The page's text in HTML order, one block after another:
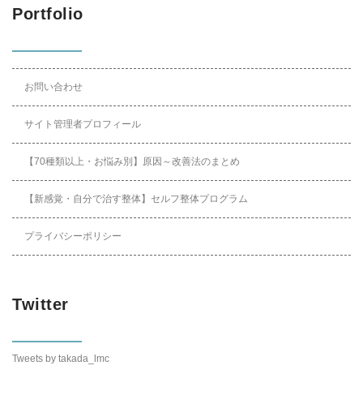
Portfolio
お問い合わせ
サイト管理者プロフィール
【70種類以上・お悩み別】原因～改善法のまとめ
【新感覚・自分で治す整体】セルフ整体プログラム
プライバシーポリシー
Twitter
Tweets by takada_lmc